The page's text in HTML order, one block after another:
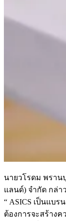
นายวโรดม พราน
แลนด์) จำกัด กล่า
“ ASICS เป็นแบ
ต้องการจะสร้าง